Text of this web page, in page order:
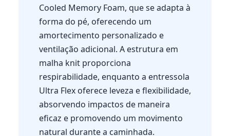
Cooled Memory Foam, que se adapta à
forma do pé, oferecendo um
amortecimento personalizado e
ventilação adicional. A estrutura em
malha knit proporciona
respirabilidade, enquanto a entressola
Ultra Flex oferece leveza e flexibilidade,
absorvendo impactos de maneira
eficaz e promovendo um movimento
natural durante a caminhada.